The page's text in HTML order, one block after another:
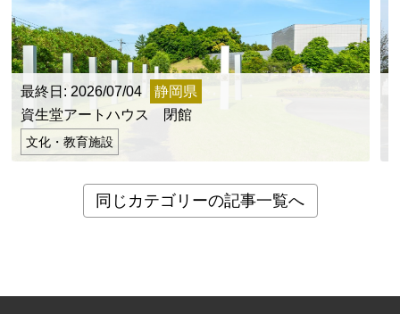
最終日: 2026/07/04
静岡県
資生堂アートハウス 閉館
文化・教育施設
同じカテゴリーの記事一覧へ